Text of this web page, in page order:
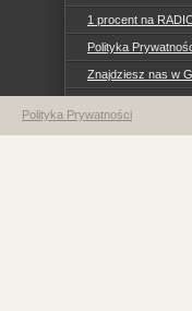
1 procent na
Polityka
Znajdziesz nas w
Polityka Prywatności